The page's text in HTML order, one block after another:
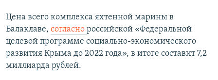
Цена всего комплекса яхтенной марины в
Балаклаве, согласно российской «Федеральной
целевой программе социально-экономического
развития Крыма до 2022 года», в итоге составит 7,2
миллиарда рублей.